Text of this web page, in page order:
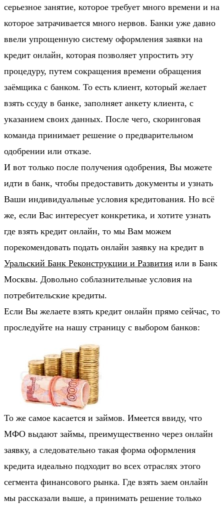
серьезное занятие, которое требует много времени и на
которое затрачивается много нервов. Банки уже давно
ввели упрощенную систему оформления заявки на
кредит онлайн, которая позволяет упростить эту
процедуру, путем сокращения времени обращения
заёмщика с банком. То есть клиент, который желает
взять ссуду в банке, заполняет анкету клиента, с
указанием своих данных. После чего, скоринговая
команда принимает решение о предварительном
одобрении или отказе.
И вот только после получения одобрения, Вы можете
идти в банк, чтобы предоставить документы и узнать
Ваши индивидуальные условия кредитования. Но всё
же, если Вас интересует конкретика, и хотите узнать
где взять кредит онлайн, то мы Вам можем
порекомендовать подать онлайн заявку на кредит в
Уральский Банк Реконструкции и Развития или в Банк
Москвы. Довольно соблазнительные условия на
потребительские кредиты.
Если Вы желаете взять кредит онлайн прямо сейчас, то
проследуйте на нашу страницу с выбором банков:
То же самое касается и займов. Имеется ввиду, что
МФО выдают займы, преимущественно через онлайн
заявку, а следовательно такая форма оформления
кредита идеально подходит во всех отраслях этого
сегмента финансового рынка. Где взять заем онлайн
мы рассказали выше, а принимать решение только